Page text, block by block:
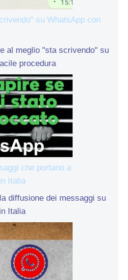
su WhatsApp con
al meglio "sta scrivendo" su
procedura
che portano a
Italia
diffusione dei messaggi su
Italia